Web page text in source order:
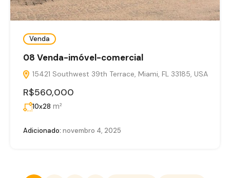
Venda
08 Venda-imóvel-comercial
15421 Southwest 39th Terrace, Miami, FL 33185, USA
R$560,000
10x28 m²
Adicionado: novembro 4, 2025